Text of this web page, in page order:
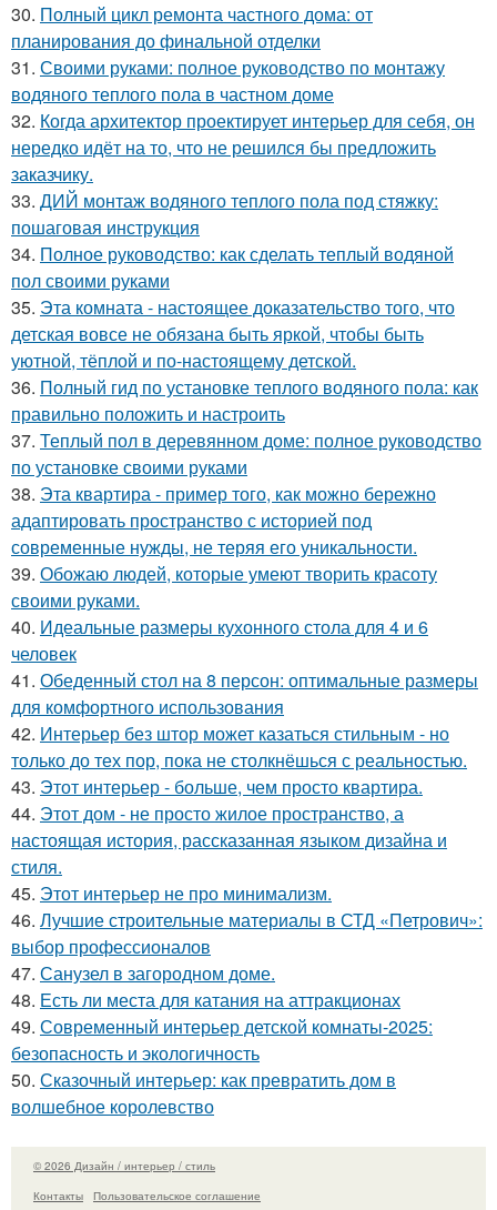
30. Полный цикл ремонта частного дома: от
планирования до финальной отделки
31. Своими руками: полное руководство по монтажу
водяного теплого пола в частном доме
32. Когда архитектор проектирует интерьер для себя, он
нередко идёт на то, что не решился бы предложить
заказчику.
33. ДИЙ монтаж водяного теплого пола под стяжку:
пошаговая инструкция
34. Полное руководство: как сделать теплый водяной
пол своими руками
35. Эта комната - настоящее доказательство того, что
детская вовсе не обязана быть яркой, чтобы быть
уютной, тёплой и по-настоящему детской.
36. Полный гид по установке теплого водяного пола: как
правильно положить и настроить
37. Теплый пол в деревянном доме: полное руководство
по установке своими руками
38. Эта квартира - пример того, как можно бережно
адаптировать пространство с историей под
современные нужды, не теряя его уникальности.
39. Обожаю людей, которые умеют творить красоту
своими руками.
40. Идеальные размеры кухонного стола для 4 и 6
человек
41. Обеденный стол на 8 персон: оптимальные размеры
для комфортного использования
42. Интерьер без штор может казаться стильным - но
только до тех пор, пока не столкнёшься с реальностью.
43. Этот интерьер - больше, чем просто квартира.
44. Этот дом - не просто жилое пространство, а
настоящая история, рассказанная языком дизайна и
стиля.
45. Этот интерьер не про минимализм.
46. Лучшие строительные материалы в СТД «Петрович»:
выбор профессионалов
47. Санузел в загородном доме.
48. Есть ли места для катания на аттракционах
49. Современный интерьер детской комнаты-2025:
безопасность и экологичность
50. Сказочный интерьер: как превратить дом в
волшебное королевство
© 2026 Дизайн / интерьер / стиль
Контакты
Пользовательское соглашение